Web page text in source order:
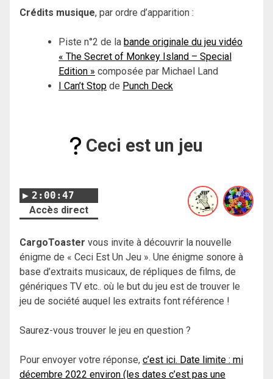
Crédits musique, par ordre d’apparition :
Piste n°2 de la bande originale du jeu vidéo
« The Secret of Monkey Island – Special
Edition » composée par Michael Land
I Can’t Stop de Punch Deck
Ceci est un jeu
2:00:47
Accès direct
CargoToaster vous invite à découvrir la nouvelle
énigme de « Ceci Est Un Jeu ». Une énigme sonore à
base d’extraits musicaux, de répliques de films, de
génériques TV etc.. où le but du jeu est de trouver le
jeu de société auquel les extraits font référence !
Saurez-vous trouver le jeu en question ?
Pour envoyer votre réponse, c’est ici. Date limite : mi
décembre 2022 environ (les dates c’est pas une